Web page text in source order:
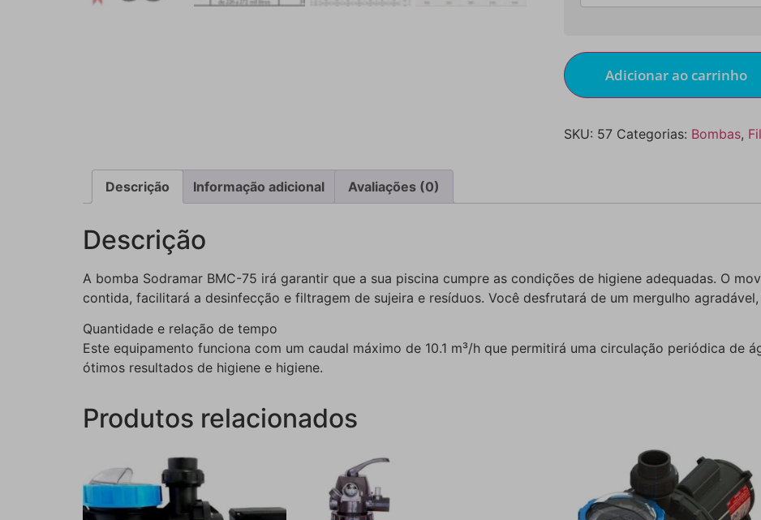
Adicionar ao carrinho
SKU: 57 Categorias: Bombas,
Descrição Informação adicional Avaliações (0)
Descrição
A bomba Sodramar BMC-75 irá garantir que a sua piscina cumpre as condições de higiene adequadas. O
contida, facilitará a desinfecção e filtragem de sujeira e resíduos. Você desfrutará de um mergulho
Quantidade e relação de tempo
Este equipamento funciona com um caudal máximo de 10.1 m³/h que permitirá uma circulação periódica de
ótimos resultados de higiene e higiene.
Produtos relacionados